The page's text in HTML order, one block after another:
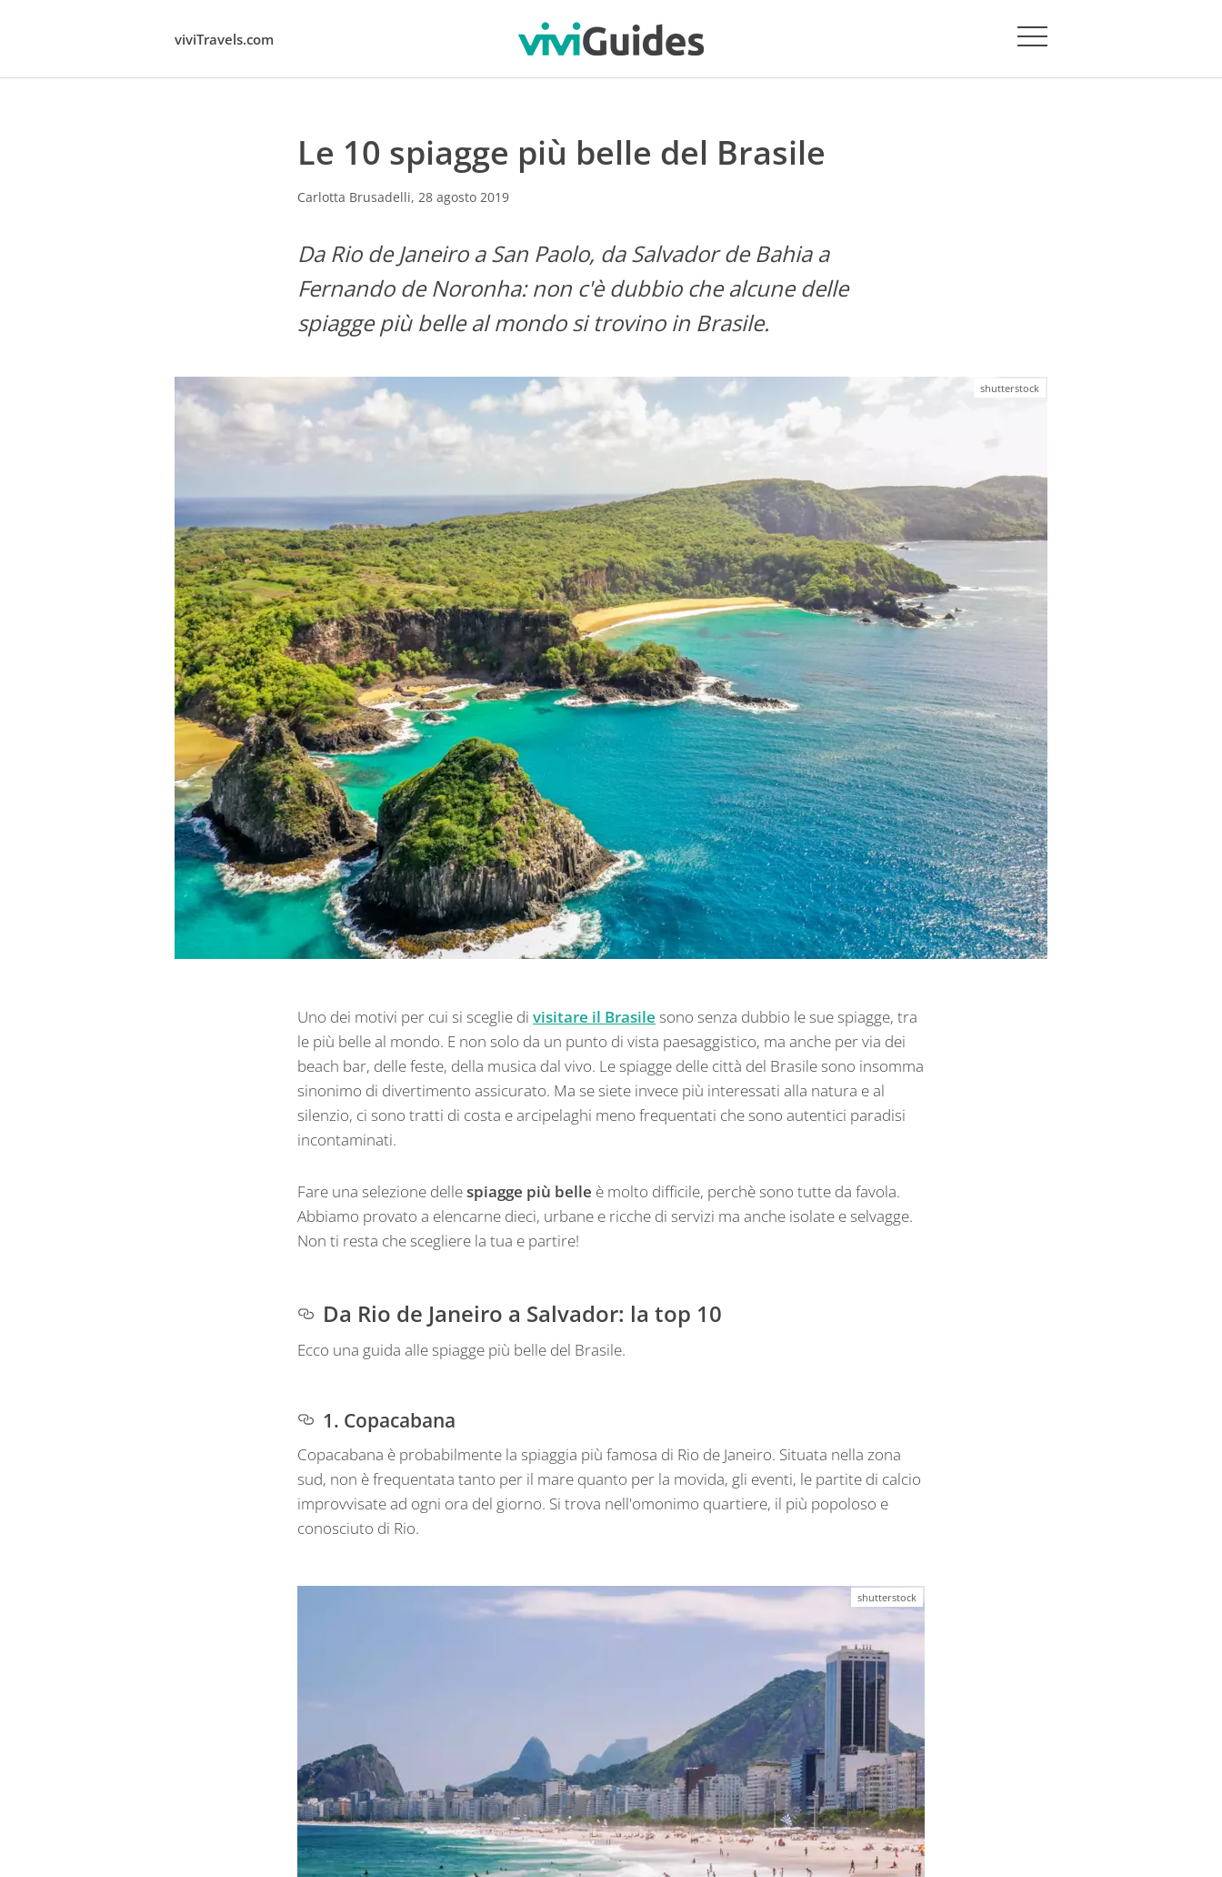
viviTravels.com
Le 10 spiagge più belle del Brasile
Carlotta Brusadelli, 28 agosto 2019
Da Rio de Janeiro a San Paolo, da Salvador de Bahia a
Fernando de Noronha: non c'è dubbio che alcune delle
spiagge più belle al mondo si trovino in Brasile.
shutterstock
Uno dei motivi per cui si sceglie di visitare il Brasile sono senza dubbio le sue spiagge, tra
le più belle al mondo. E non solo da un punto di vista paesaggistico, ma anche per via dei
beach bar, delle feste, della musica dal vivo. Le spiagge delle città del Brasile sono insomma
sinonimo di divertimento assicurato. Ma se siete invece più interessati alla natura e al
silenzio, ci sono tratti di costa e arcipelaghi meno frequentati che sono autentici paradisi
incontaminati.
Fare una selezione dellespiagge più belle è molto difficile, perchè sono tutte da favola.
Abbiamo provato a elencarne dieci, urbane e ricche di servizi ma anche isolate e selvagge.
Non ti resta che scegliere la tua e partire!
Da Rio de Janeiro a Salvador: la top 10
Ecco una guida alle spiagge più belle del Brasile.
1. Copacabana
Copacabana è probabilmente la spiaggia più famosa di Rio de Janeiro. Situata nella zona
sud, non è frequentata tanto per il mare quanto per la movida, gli eventi, le partite di calcio
improvvisate ad ogni ora del giorno. Si trova nell'omonimo quartiere, il più popoloso e
conosciuto di Rio.
shutterstock